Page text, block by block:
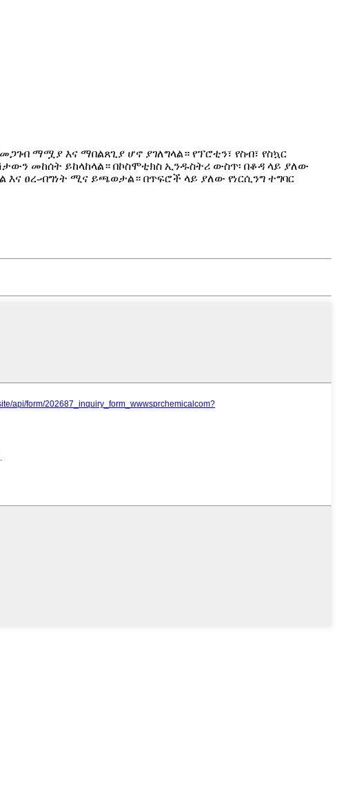
ማሟያ እና ማበልጸጊያ ሆኖ ያገለግላል። የፕሮቲን፣ የስብ፣ የስኳር
መከሰት ይከላከላል። በኮስሞቲክስ ኢንዱስትሪ ውስጥ፡ በቆዳ ላይ ያለው
እና ፀረ-ብግነት ሚና ይጫወታል። በጥፍሮች ላይ ያለው የነርሲንግ ተግባር